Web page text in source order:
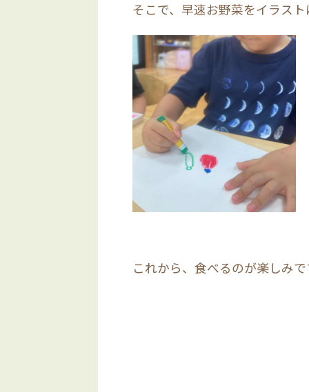
そこで、早速お野菜をイラス
これから、食べるのが楽しみ